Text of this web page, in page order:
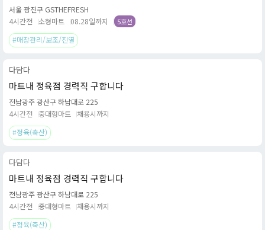
서울 광진구 GSTHEFRESH
4시간전
소형마트 08.28일까지 5호선
#매장관리/보조/진열
다담다
마트내 정육점 경력직 구합니다
전남광주 광산구 하남대로 225
4시간전
중대형마트
채용시까지
#정육(축산)
다담다
마트내 정육점 경력직 구합니다
전남광주 광산구 하남대로 225
4시간전
중대형마트
채용시까지
#정육(축산)